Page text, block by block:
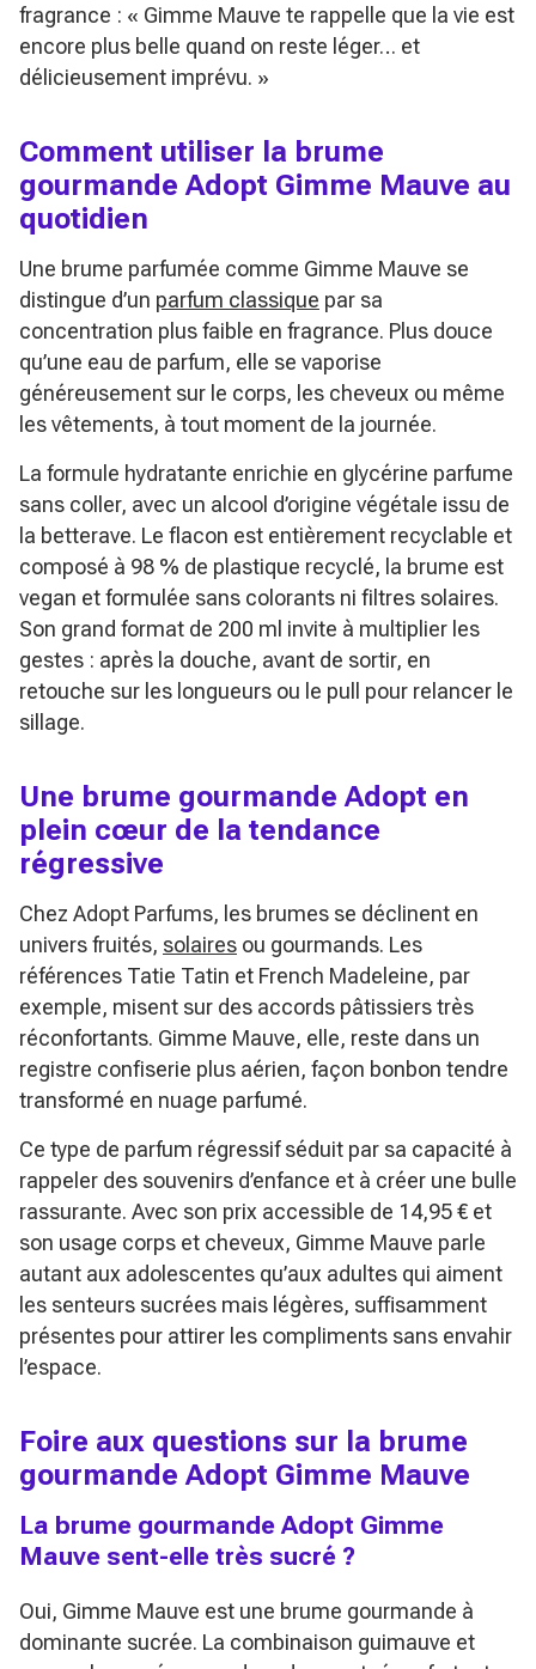
fragrance : « Gimme Mauve te rappelle que la vie est
encore plus belle quand on reste léger… et
délicieusement imprévu. »
Comment utiliser la brume
gourmande Adopt Gimme Mauve au
quotidien
Une brume parfumée comme Gimme Mauve se
distingue d’un parfum classique par sa
concentration plus faible en fragrance. Plus douce
qu’une eau de parfum, elle se vaporise
généreusement sur le corps, les cheveux ou même
les vêtements, à tout moment de la journée.
La formule hydratante enrichie en glycérine parfume
sans coller, avec un alcool d’origine végétale issu de
la betterave. Le flacon est entièrement recyclable et
composé à 98 % de plastique recyclé, la brume est
vegan et formulée sans colorants ni filtres solaires.
Son grand format de 200 ml invite à multiplier les
gestes : après la douche, avant de sortir, en
retouche sur les longueurs ou le pull pour relancer le
sillage.
Une brume gourmande Adopt en
plein cœur de la tendance
régressive
Chez Adopt Parfums, les brumes se déclinent en
univers fruités, solaires ou gourmands. Les
références Tatie Tatin et French Madeleine, par
exemple, misent sur des accords pâtissiers très
réconfortants. Gimme Mauve, elle, reste dans un
registre confiserie plus aérien, façon bonbon tendre
transformé en nuage parfumé.
Ce type de parfum régressif séduit par sa capacité à
rappeler des souvenirs d’enfance et à créer une bulle
rassurante. Avec son prix accessible de 14,95 € et
son usage corps et cheveux, Gimme Mauve parle
autant aux adolescentes qu’aux adultes qui aiment
les senteurs sucrées mais légères, suffisamment
présentes pour attirer les compliments sans envahir
l’espace.
Foire aux questions sur la brume
gourmande Adopt Gimme Mauve
La brume gourmande Adopt Gimme
Mauve sent-elle très sucré ?
Oui, Gimme Mauve est une brume gourmande à
dominante sucrée. La combinaison guimauve et